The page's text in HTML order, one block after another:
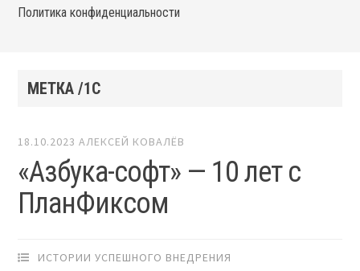
Политика конфиденциальности
МЕТКА /1С
18.10.2023 АЛЕКСЕЙ КОВАЛЁВ
«Азбука-софт» — 10 лет с
ПланФиксом
ИСТОРИИ УСПЕШНОГО ВНЕДРЕНИЯ